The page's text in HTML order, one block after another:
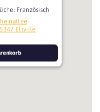
Französisch
Eltville